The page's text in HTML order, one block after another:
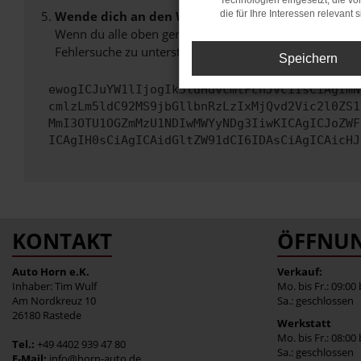
Wende dich an den Webseitenbetreiber.
Wenn du alle oben genannten Schritte versucht hast,
Fehlersuche zu unterstützen:
KONTAKT
Auto Horn e.K.
Inhaber: Tim Wulf
Am Nordkreuz 10
26180 Rastede
Tel.: +49 4402 939 47 80
Verkauf:
Mo. bis Fr.: 09:00
Sa.: geschlossen
Werkstatt
Mo. bis Fr.: 08:00
Sa.: geschlossen
die für Ihre Interessen relevant
Speichern